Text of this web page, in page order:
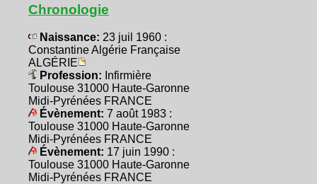
Chronologie
Naissance: 23 juil 1960 :
Constantine Algérie Française
ALGÉRIE
Profession: Infirmière
Toulouse 31000 Haute-Garonne
Midi-Pyrénées FRANCE
Évènement: 7 août 1983 :
Toulouse 31000 Haute-Garonne
Midi-Pyrénées FRANCE
Évènement: 17 juin 1990 :
Toulouse 31000 Haute-Garonne
Midi-Pyrénées FRANCE